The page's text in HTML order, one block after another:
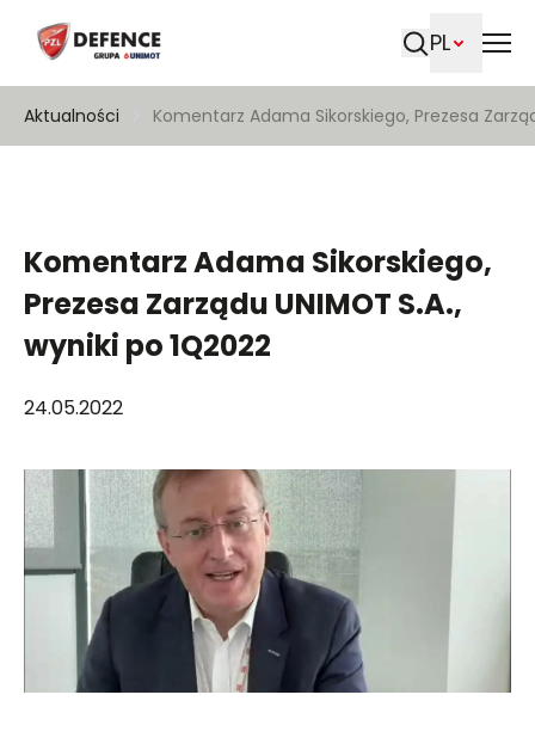
PL
Aktualności Komentarz Adama Sikorskiego, Prezesa
Komentarz Adama Sikorskiego,
Prezesa Zarządu UNIMOT S.A.,
wyniki po 1Q2022
24.05.2022